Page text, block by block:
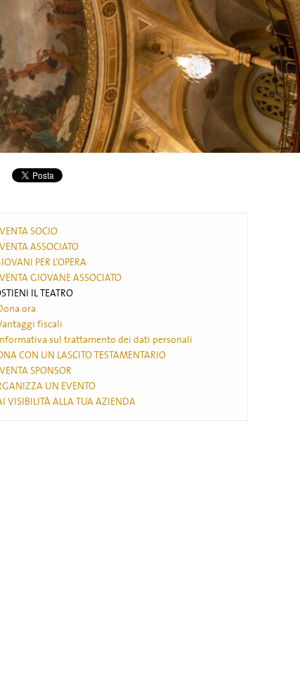
SOCIO
ASSOCIATO
PER L’OPERA
GIOVANE ASSOCIATO
IL TEATRO
ora
fiscali
sul trattamento dei dati personali
CON UN LASCITO TESTAMENTARIO
SPONSOR
UN EVENTO
VISIBILITÀ ALLA TUA AZIENDA